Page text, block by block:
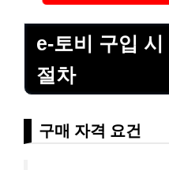
e-토비 구입
절차
구매 자격 요건